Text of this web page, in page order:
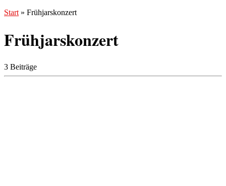
Start » Frühjarskonzert
Frühjarskonzert
3 Beiträge